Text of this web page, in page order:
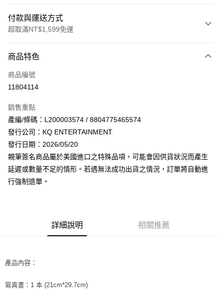
付款與運送方式
超取滿NT$1,599免運
信用卡一次付款
超商取貨付款
Apple Pay
街口支付
悠遊付
AFTEE先享後付
相關說明
１．簡單：不需註冊會員、不需綁卡、不需儲值。
２．便利：只要手機號碼，簡訊認證，即可結帳。
１．於結帳方式選擇「AFTEE先享後付」後，將跳轉至「AFTEE先享後付」
２．訂單成立數日內，您將收到繳費通知簡訊。
每筆NT$60，滿NT$1,599(含以上)免運費
商品特色
商品編號
11804114
銷售重點
產編/條碼：L200003574 / 8804775465574
發行公司：KQ ENTERTAINMENT
發行日期：2026/05/20
親筆簽名商品屬於美國進口之特殊品項，可能會因供貨狀況而產生
延遲或數量不足的情形。若遇無法成功出貨之情況，訂單將自動進
行強制退單。
詳細說明 相關推薦
產品內容：
寫真書：1 本 (21cm*29.7cm)